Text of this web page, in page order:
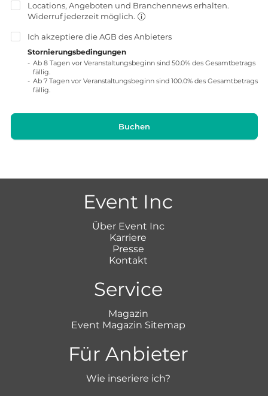
Locations, Angeboten und Branchennews erhalten.
Widerruf jederzeit möglich.
Ich akzeptiere dieAGB des Anbieters
Stornierungsbedingungen
Ab 8 Tagen vor Veranstaltungsbeginn sind 50.0% des Gesamtbetrags
fällig.
Ab 7 Tagen vor Veranstaltungsbeginn sind 100.0% des Gesamtbetrags
fällig.
Buchen
Event Inc
Über Event Inc
Karriere
Presse
Kontakt
Service
Magazin
Event Magazin Sitemap
Für Anbieter
Wie inseriere ich?